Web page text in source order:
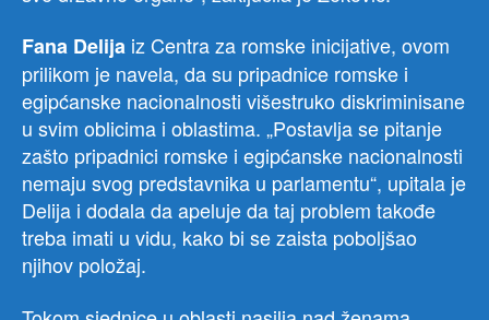
Fana Delija iz Centra za romske inicijative, ovom
prilikom je navela, da su pripadnice romske i
egipćanske nacionalnosti višestruko diskriminisane
u svim oblicima i oblastima. „Postavlja se pitanje
zašto pripadnici romske i egipćanske nacionalnosti
nemaju svog predstavnika u parlamentu“, upitala je
Delija i dodala da apeluje da taj problem takođe
treba imati u vidu, kako bi se zaista poboljšao
njihov položaj.